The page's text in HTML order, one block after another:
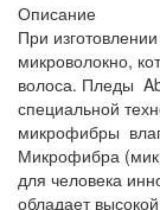
Описание
При
микроволокно,
волоса. Пледы
специальной
микрофибры
Микрофибра
для человека
обладает